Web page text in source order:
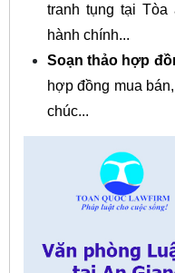
tranh tụng tại
hành chính...
Soạn thảo hợp
hợp đồng mua
chúc...